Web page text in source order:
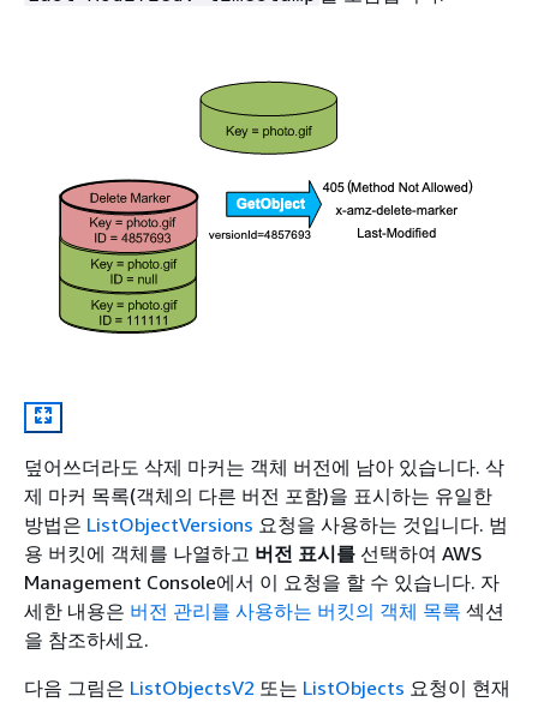
덮어쓰더라도 삭제 마커는 객체 버전에 남아 있습니다. 삭
제 마커 목록(객체의 다른 버전 포함)을 표시하는 유일한
방법은 ListObjectVersions 요청을 사용하는 것입니다. 범
용 버킷에 객체를 나열하고 버전 표시를 선택하여 AWS
Management Console에서 이 요청을 할 수 있습니다. 자
세한 내용은 버전 관리를 사용하는 버킷의 객체 목록 섹션
을 참조하세요.
다음 그림은 ListObjectsV2 또는 ListObjects 요청이 현재